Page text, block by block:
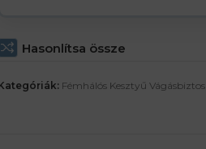
Hasonlítsa össze
Fémhálós Kesztyű Vágásbiztos